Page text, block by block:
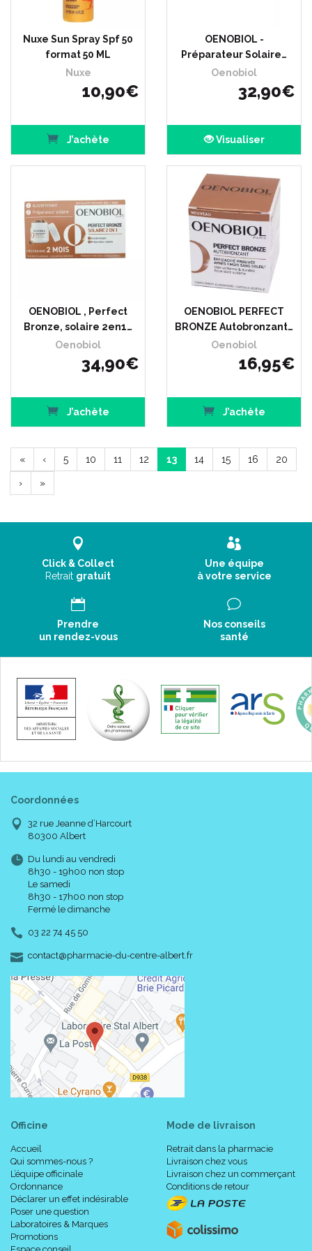
Nuxe Sun Spray Spf 50
format 50 ML
Nuxe
10,90€
J’achète
OENOBIOL -
Préparateur Solaire…
Oenobiol
32,90€
Visualiser
OENOBIOL , Perfect
Bronze, solaire 2en1…
Oenobiol
34,90€
J’achète
OENOBIOL PERFECT
BRONZE Autobronzant…
Oenobiol
16,95€
J’achète
« ‹ 5 10 11 12 13 14 15 16 20
› »
Click & Collect
Retrait gratuit
Une équipe
à votre service
Prendre
un rendez-vous
Nos conseils
santé
Coordonnées
32 rue Jeanne d’Harcourt
80300 Albert
Du lundi au vendredi
8h30 - 19h00 non stop
Le samedi
8h30 - 17h00 non stop
Fermé le dimanche
03 22 74 45 50
contact-
@-
pharmacie-du-centre-albert.fr
Officine
Accueil
Qui sommes-nous ?
L’équipe officinale
Ordonnance
Déclarer un effet indésirable
Poser une question
Laboratoires & Marques
Promotions
Mode de livraison
Retrait dans la pharmacie
Livraison chez vous
Livraison chez un commerçant
Conditions de retour